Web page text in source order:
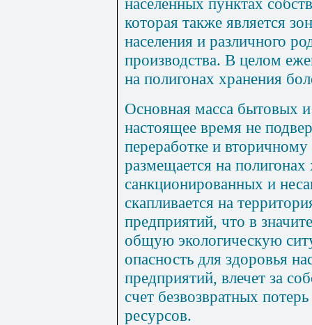
которая также является
населения и различного
производства. В целом
на полигонах хранения
Основная масса бытовых
настоящее время не
переработке и
размещается на полигонах
санкционированных и
скапливается на
предприятий, что в
общую экологическую
опасность для здоровья
предприятий, влечет за
счет безвозвратных
ресурсов.